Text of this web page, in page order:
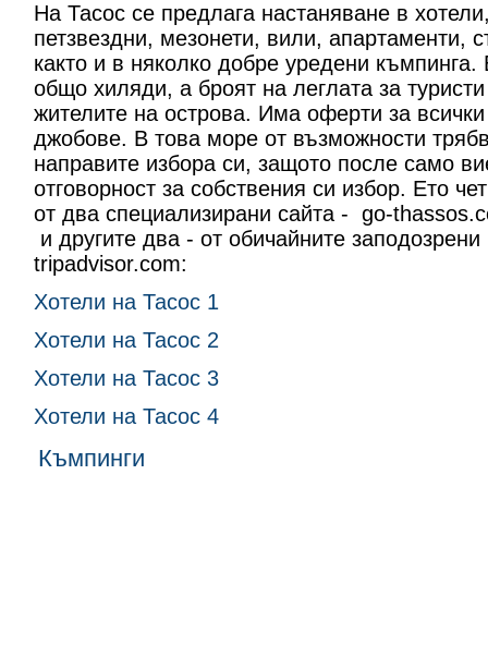
На Тасос се предлага настаняване в
петзвездни, мезонети, вили, апартаменти,
както и в няколко добре уредени къмпинга.
общо хиляди, а броят на леглата за
жителите на острова. Има оферти за всички
джобове. В това море от възможности
направите избора си, защото после само
отговорност за собствения си избор. Ето
от два специализирани сайта - go-
и другите два - от обичайните
tripadvisor.com:
Хотели на Тасос 1
Хотели на Тасос 2
Хотели на Тасос 3
Хотели на Тасос 4
Къмпинги